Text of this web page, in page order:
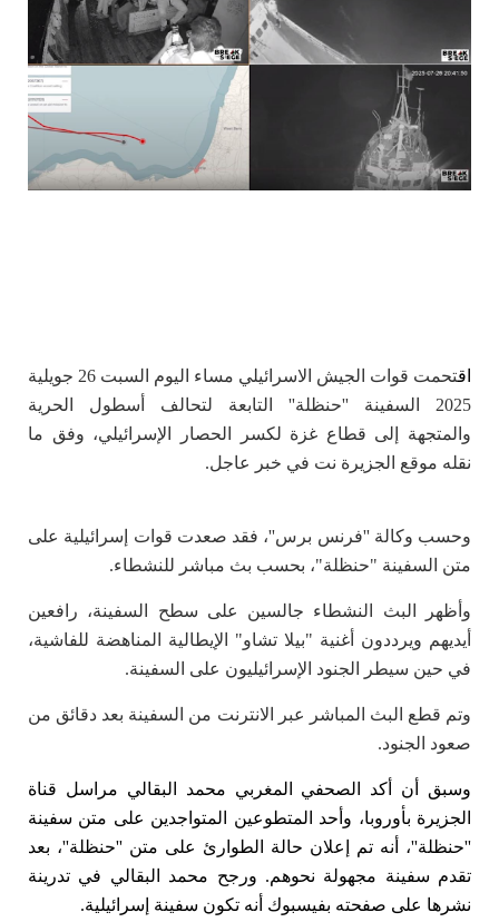
اق
تحمت قوات الجيش الاسرائيلي مساء اليوم السبت 26 جويلية
2025 السفينة ''حنظلة'' التابعة لتحالف أسطول الحرية
والمتجهة إلى قطاع غزة لكسر الحصار الإسرائيلي، وفق ما
نقله موقع الجزيرة نت في خبر عاجل.
وحسب وكالة ''فرنس برس''، فقد صعدت قوات إسرائيلية على
متن السفينة "حنظلة"، بحسب بث مباشر للنشطاء.
وأظهر البث النشطاء جالسين على سطح السفينة، رافعين
أيديهم ويرددون أغنية "بيلا تشاو" الإيطالية المناهضة للفاشية،
في حين سيطر الجنود الإسرائيليون على السفينة.
وتم قطع البث المباشر عبر الانترنت من السفينة بعد دقائق من
صعود الجنود.
وسبق أن أكد الصحفي المغربي محمد البقالي مراسل قناة
الجزيرة بأوروبا، وأحد المتطوعين المتواجدين على متن سفينة
''حنظلة''، أنه تم
إعلان حالة الطوارئ على متن ''حنظلة''، بعد
تقدم سفينة مجهولة نحوهم. ورجح محمد البقالي في تدرينة
نشرها على صفحته بفيسبوك أنه تكون سفينة إسرائيلية.